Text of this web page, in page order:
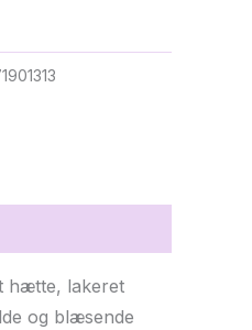
hætte, lakeret
og blæsende